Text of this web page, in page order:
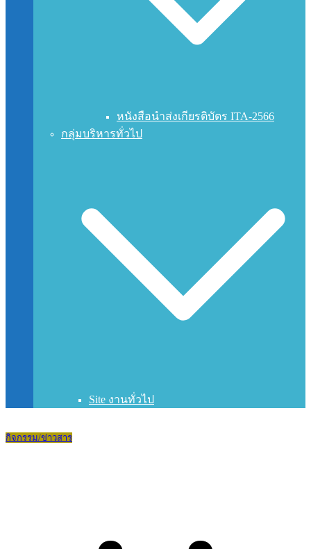
หนังสือนำส่งเกียรติบัตร ITA-2566
กลุ่มบริหารทั่วไป
Site งานทั่วไป
กิจกรรม/ข่าวสาร